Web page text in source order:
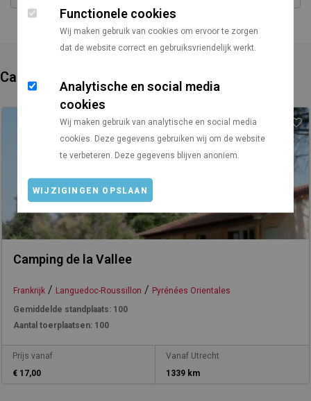
Functionele cookies
Wij maken gebruik van cookies om ervoor te zorgen
dat de website correct en gebruiksvriendelijk werkt.
Analytische en social media
cookies
Wij maken gebruik van analytische en social media
cookies. Deze gegevens gebruiken wij om de website
te verbeteren. Deze gegevens blijven anoniem.
WIJZIGINGEN OPSLAAN
Campings in de buurt
Camping de la Vallee
Frankrijk / Languedoc-Roussillon / Pyrénées Orientales
Gemiddelde standplaats: 100
Aantal toerplaatsen: 100
Prijs vanaf
€ 17,00
Vanaf Utrecht
1339 km